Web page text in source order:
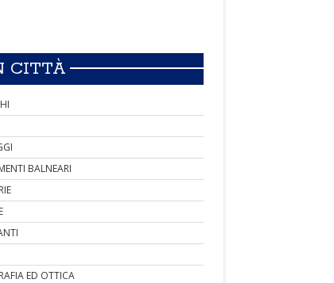
CITTÀ
BALNEARI
ED OTTICA